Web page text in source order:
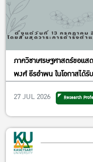
ภาควิชาเศรษฐศาสตร์ขอแ
พงศ์ ธีรอำพน ในโอกาสได้
27 JUL 2026 Research